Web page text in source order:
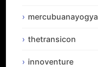
mercubuanayogya
thetransicon
innoventure